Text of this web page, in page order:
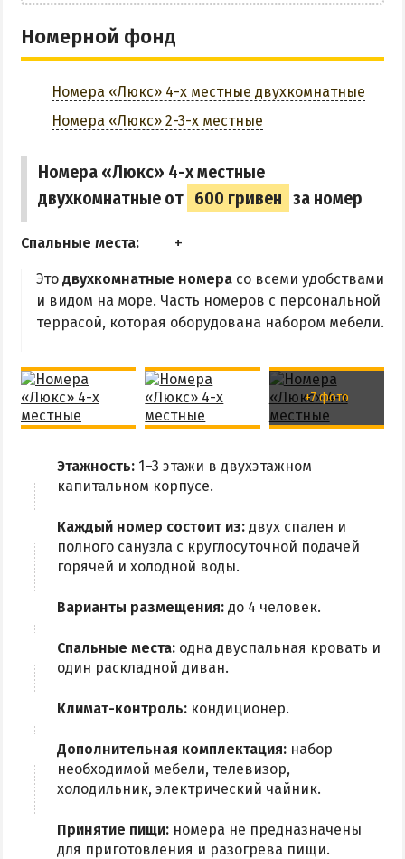
Санатории
ПИТАНИЕ
Аквапарк
Зоопарк
Виндсерфинг
Рыбалка
Памятники и скульптуры
Приморская площадь
ЭКСКУРСИИ И МАРШРУТЫ
Острова Дзендзик
Приазовский природный парк
ПРОЕЗД
Маршрутки
РЕКОМЕНДАЦИИ ПО ВЫБОРУ ЖИЛЬЯ
Отдых с детьми
Отдых в мае и на майские
Отдых зимой и в межсезонье
ЗАБРОНИРОВАТЬ
Номерной фонд
Номера «Люкс» 4-х местные двухкомнатные
Номера «Люкс» 2-3-х местные
Номера «Люкс» 4-х местные
двухкомнатные от 600 гривен за номер
Спальные места:
Это двухкомнатные номера со всеми удобствами
и видом на море. Часть номеров с персональной
террасой, которая оборудована набором мебели.
+7 фото
Этажность: 1–3 этажи в двухэтажном
капитальном корпусе.
Каждый номер состоит из: двух спален и
полного санузла с круглосуточной подачей
горячей и холодной воды.
Варианты размещения: до 4 человек.
Спальные места: одна двуспальная кровать и
один раскладной диван.
Климат-контроль: кондиционер.
Дополнительная комплектация: набор
необходимой мебели, телевизор,
холодильник, электрический чайник.
Принятие пищи: номера не предназначены
для приготовления и разогрева пищи.